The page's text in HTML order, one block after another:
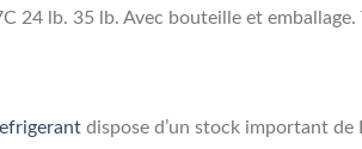
24 lb. 35 lb. Avec bouteille et emballage.
dispose d’un stock important de